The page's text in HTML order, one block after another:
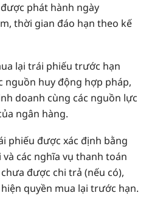
phát hành ngày
thời gian đáo hạn theo kế
lại trái phiếu trước hạn
nguồn huy động hợp pháp,
doanh cùng các nguồn lực
ngân hàng.
phiếu được xác định bằng
các nghĩa vụ thanh toán
được chi trả (nếu có),
quyền mua lại trước hạn.